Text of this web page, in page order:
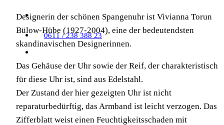
0611 / 238 388 23
Designerin der schönen Spangenuhr ist Vivianna Torun
Bülow-Hübe (1927-2004), eine der bedeutendsten
skandinavischen Designerinnen.
Das Gehäuse der Uhr sowie der Reif, der charakteristisch
für diese Uhr ist, sind aus Edelstahl.
Der Zustand der hier gezeigten Uhr ist nicht
reparaturbedürftig, das Armband ist leicht verzogen. Das
Zifferblatt weist einen Feuchtigkeitsschaden mit